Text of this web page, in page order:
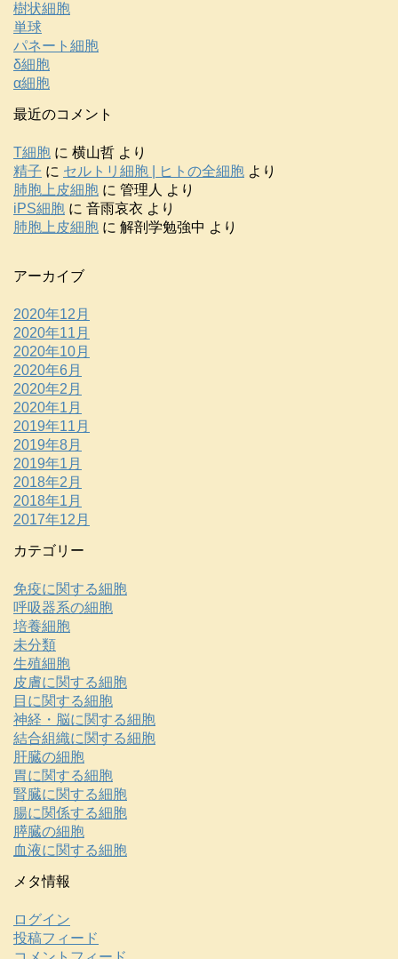
樹状細胞
単球
パネート細胞
δ細胞
α細胞
最近のコメント
T細胞 に 横山哲 より
精子 に セルトリ細胞 | ヒトの全細胞 より
肺胞上皮細胞 に 管理人 より
iPS細胞 に 音雨哀衣 より
肺胞上皮細胞 に 解剖学勉強中 より
アーカイブ
2020年12月
2020年11月
2020年10月
2020年6月
2020年2月
2020年1月
2019年11月
2019年8月
2019年1月
2018年2月
2018年1月
2017年12月
カテゴリー
免疫に関する細胞
呼吸器系の細胞
培養細胞
未分類
生殖細胞
皮膚に関する細胞
目に関する細胞
神経・脳に関する細胞
結合組織に関する細胞
肝臓の細胞
胃に関する細胞
腎臓に関する細胞
腸に関係する細胞
膵臓の細胞
血液に関する細胞
メタ情報
ログイン
投稿フィード